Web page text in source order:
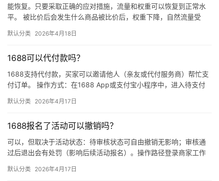
能恢复。只要采取正确的应对措施，流量和权重可以恢复到正常水
平。 被比价后会发生什么商品被比价后，权重下降，自然流量受
网价格…
默认分类 2026年4月18日
1688可以代付款吗？
1688支持代付款，买家可以邀请他人（亲友或代付服务商）帮忙支
付订单。 操作方式：在1688 App或支付宝小程序中，进入待支付
默认分类 2026年4月17日
1688报名了活动可以撤销吗？
可以，但取决于活动状态：待审核状态可自由撤销无影响；审核通
过后退出会有处罚（影响后续活动报名）。操作路径登录商家工作
默认分类 2026年4月17日